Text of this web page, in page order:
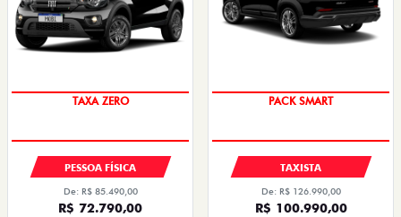
TAXA ZERO
PESSOA FÍSICA
De: R$ 85.490,00
R$ 72.790,00
PACK SMART
TAXISTA
De: R$ 126.990,00
R$ 100.990,00